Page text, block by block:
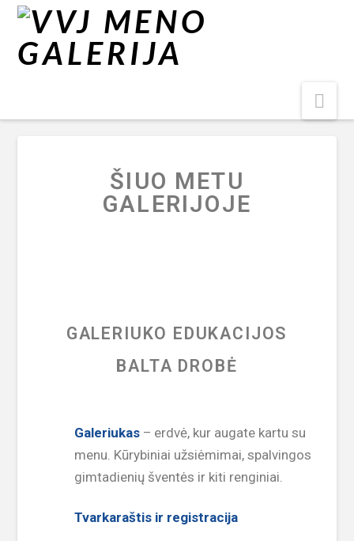
ŠIUO METU
GALERIJOJE
GALERIUKO EDUKACIJOS
BALTA DROBĖ
Galeriukas – erdvė, kur augate kartu su
menu. Kūrybiniai užsiėmimai, spalvingos
gimtadienių šventės ir kiti renginiai.
Tvarkaraštis ir registracija